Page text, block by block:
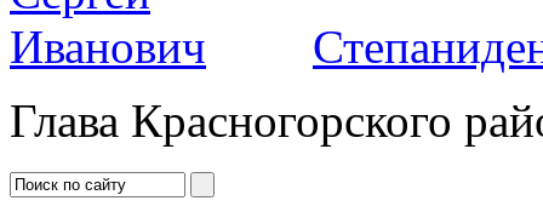
Глава Красногорского